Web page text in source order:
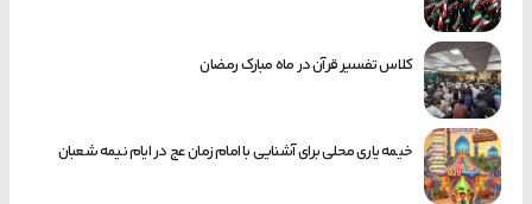
کلاس تفسیر قرآن در ماه مبارک رمضان
خیمه یاری محلی برای آشنایی با امام زمان عج در ایام نیمه شعبان